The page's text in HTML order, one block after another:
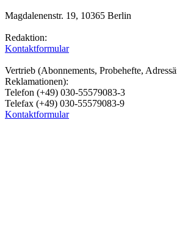
Magdalenenstr. 19, 10365 Berlin
Redaktion:
Kontaktformular
Vertrieb (Abonnements, Probehefte,
Reklamationen):
Telefon (+49) 030-55579083-3
Telefax (+49) 030-55579083-9
Kontaktformular